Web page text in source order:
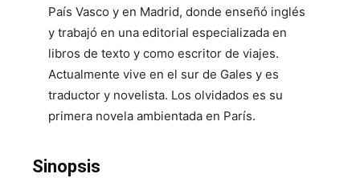
País Vasco y en Madrid, donde enseñó inglés
y trabajó en una editorial especializada en
libros de texto y como escritor de viajes.
Actualmente vive en el sur de Gales y es
traductor y novelista. Los olvidados es su
primera novela ambientada en París.
Sinopsis